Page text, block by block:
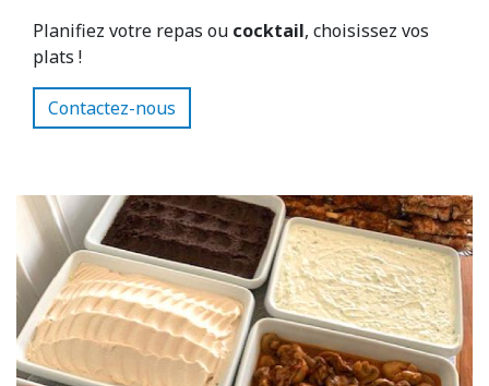
Planifiez votre repas ou cocktail, choisissez vos
plats !
Contactez-nous